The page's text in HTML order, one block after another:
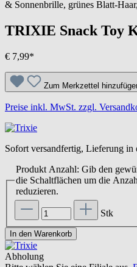
TRIXIE Snack Toy
€ 7,99*
Zum Merkzettel
Preise inkl. MwSt. zzgl.
Sofort versandfertig, Lieferung in
Produkt Anzahl: Gib den
die Schaltflächen um die
reduzieren.
Stk
In den Warenkorb
Abholung